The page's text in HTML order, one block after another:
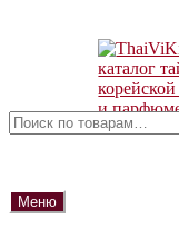
содержимому
Искать:
Меню